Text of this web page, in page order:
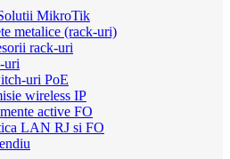
MikroTik
metalice (rack-uri)
rack-uri
uri
uri PoE
wireless IP
active FO
LAN RJ si FO